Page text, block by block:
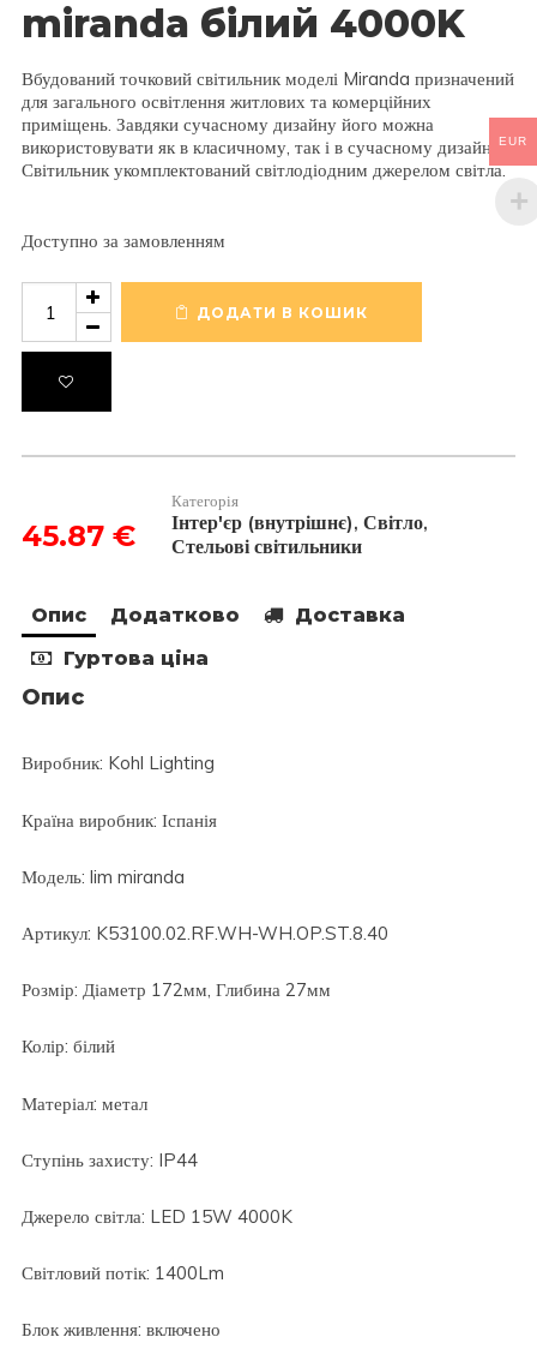
miranda білий 4000K
Вбудований точковий світильник моделі Miranda призначений
для загального освітлення житлових та комерційних
приміщень. Завдяки сучасному дизайну його можна
використовувати як в класичному, так і в сучасному дизайні.
Світильник укомплектований світлодіодним джерелом світла.
Доступно за замовленням
Вбудований
точковий
світильник
miranda
4000K
ДОДАТИ В КОШИК
45.87 €
Категорія
Інтер'єр (внутрішнє), Світло,
Стельові світильники
Опис Додатково
Доставка
Гуртова ціна
Опис
Виробник: Kohl Lighting
Країна виробник: Іспанія
Модель: lim miranda
Артикул: K53100.02.RF.WH-WH.OP.ST.8.40
Розмір: Діаметр 172мм, Глибина 27мм
Колір: білий
Матеріал: метал
Ступінь захисту: IP44
Джерело світла: LED 15W 4000K
Світловий потік: 1400Lm
Блок живлення: включено
EUR